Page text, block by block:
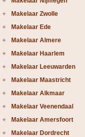
Makelaar Zwolle
Makelaar Ede
Makelaar Almere
Makelaar Haarlem
Makelaar Leeuwarden
Makelaar Maastricht
Makelaar Alkmaar
Makelaar Veenendaal
Makelaar Amersfoort
Makelaar Dordrecht